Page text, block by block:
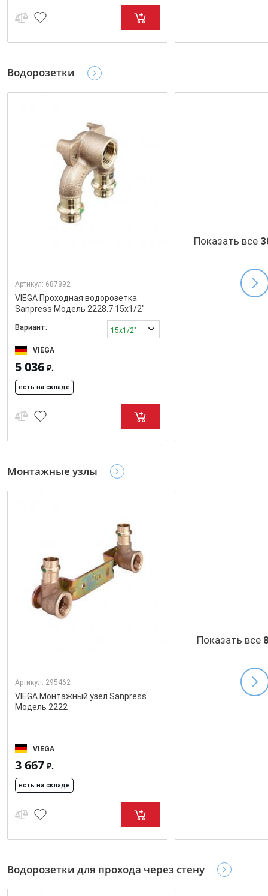
Водорозетки
Артикул: 687892
VIEGA Проходная водорозетка
Sanpress Модель 2228.7 15x1/2"
Вариант: 15x1/2"
VIEGA
5 036 ₽.
есть на складе
Показать все
Монтажные узлы
Артикул: 295462
VIEGA Монтажный узел Sanpress
Модель 2222
VIEGA
3 667 ₽.
есть на складе
Показать все
Водорозетки для прохода через стену